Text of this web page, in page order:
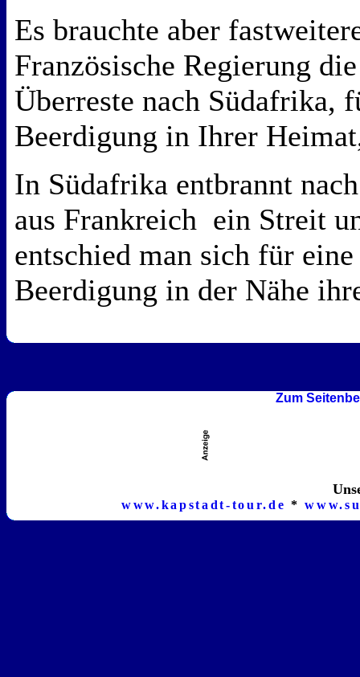
Es brauchte aber
Französische Regierung
Überreste nach Südafrika,
Beerdigung in Ihrer
In Südafrika entbrannt
aus Frankreich ein Streit
entschied man sich für
Beerdigung in der Nähe
Zum
www.kapstadt-tour.de *